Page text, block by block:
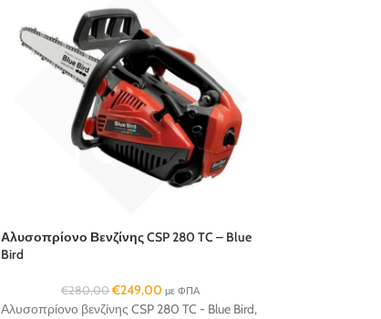
Αλυσοπρίονο Βενζίνης CSP 280 TC – Blue
Bird
€280,00 €249,00 με ΦΠΑ
Αλυσοπρίονο βενζίνης CSP 280 TC - Blue Bird,